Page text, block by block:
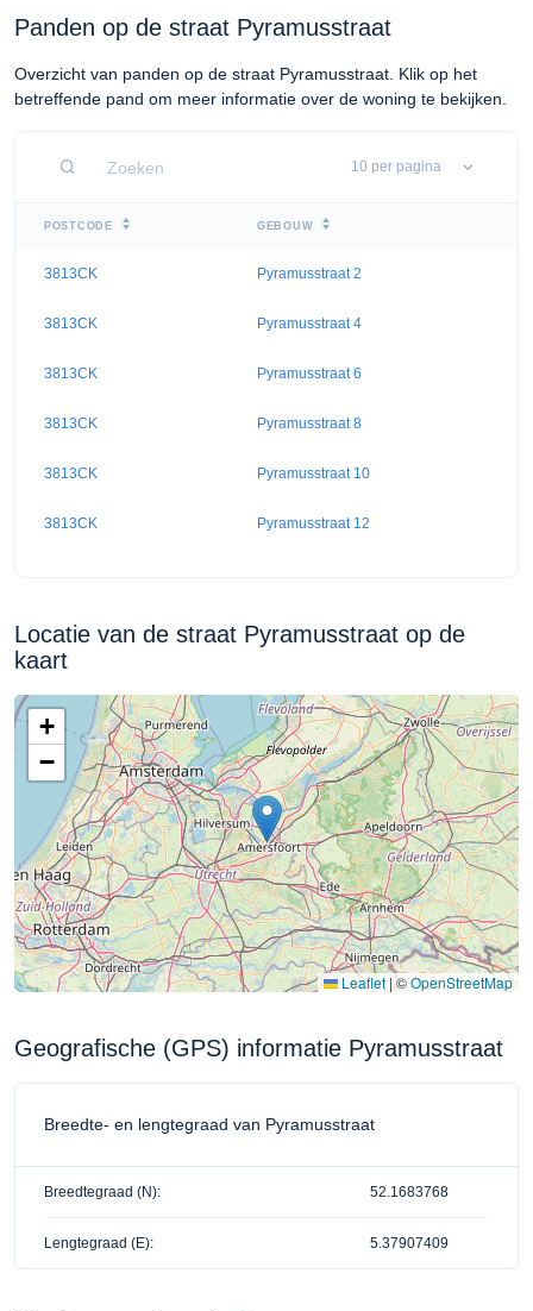
Panden op de straat Pyramusstraat
Overzicht van panden op de straat Pyramusstraat. Klik op het
betreffende pand om meer informatie over de woning te bekijken.
POSTCODE GEBOUW
3813CK Pyramusstraat 2
3813CK Pyramusstraat 4
3813CK Pyramusstraat 6
3813CK Pyramusstraat 8
3813CK Pyramusstraat 10
3813CK Pyramusstraat 12
Locatie van de straat Pyramusstraat op de
kaart
+
−
Leaflet | ©OpenStreetMap
Geografische (GPS) informatie Pyramusstraat
Breedte- en lengtegraad van Pyramusstraat
Breedtegraad (N): 52.1683768
Lengtegraad (E): 5.37907409